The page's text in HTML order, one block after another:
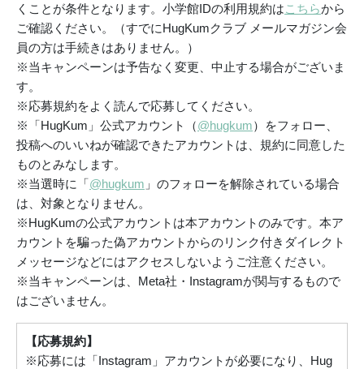
くことが条件となります。小学館IDの利用規約はこちらから
ご確認ください。（すでにHugKumクラブ メールマガジン会
員の方は手続きはありません。）
※当キャンペーンは予告なく変更、中止する場合がございま
す。
※応募規約をよく読んで応募してください。
※「HugKum」公式アカウント（@hugkum）をフォロー、
投稿へのいいねが確認できたアカウントは、規約に同意した
ものとみなします。
※当選時に「@hugkum 」のフォローを解除されている場合
は、対象となりません。
※HugKumの公式アカウントは本アカウントのみです。本ア
カウントを騙った偽アカウントからのリンク付きダイレクト
メッセージなどにはアクセスしないようご注意ください。
※当キャンペーンは、Meta社・Instagramが関与するもので
はございません。
【応募規約】
※応募には「Instagram」アカウントが必要になり、Hug